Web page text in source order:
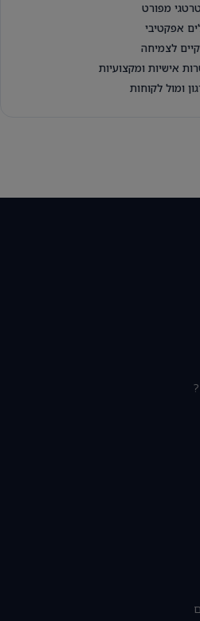
מפורט
אפקטיבי
לצמיחה
אישיות ומקצועיות
ומול לקוחות